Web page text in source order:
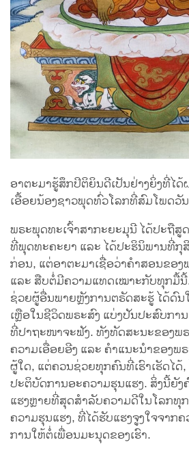
ອາຕະມາຮູ້ສຶກປິຕິຍິນດີເປັນຢ່າງຍິ່ງທີ່ໄ
ເອື້ອຍນ້ອງຊາວພຸດທົ່ວໂລກທີ່ສົມໂພດວັ
ພຣະພຸດທະເຈົ້າສາກະຍະມຸນີ ໄດ້ປະຖື
ທີ່ພຸດທະຄະຍາ ແລະ ໄດ້ປະຮິນິພານທີ່ກຸສິ
ກ່ອນ, ແຕ່ອາຕະມາເຊື່ອວ່າຄຳສອນຂອງ
ແລະ ສືບຕໍ່ມີຄວາມແທດເໝາະກັບທຸກມື້
ຊ່ວຍຜູ້ອື່ນພາຍຫຼັງການຕຣັດສະຮູ້ ໄດ້ດົນ
ເຫຼືອໃນຊີວິດພຣະສົງ ແບ່ງປັນປະສົບກາ
ທີ່ປາຖະໜາຈະຟັງ. ທັງທັດສະນະຂອງພ
ຄວາມເອື່ອຍອີງ ແລະ ຄຳແນະນຳຂອງພ
ຜູ້ໃດ, ແຕ່ຄວນຊ່ວຍທຸກຄົນທີ່ເຮົາເຮັດໄດ້
ປະຕິບັດການອະຄວາມຮຸນແຮງ. ສິ່ງນີ້ຍັງ
ແຮງຫຼາຍທີ່ສຸດສຳລັບຄວາມດີໃນໂລກທຸ
ຄວາມຮຸນແຮງ, ທີ່ໄດ້ຮັບແຮງຈູງໃຈຈາກ
ການໃຫ້ຕໍ່ເພື່ອນມະນຸດຂອງເຮົາ.